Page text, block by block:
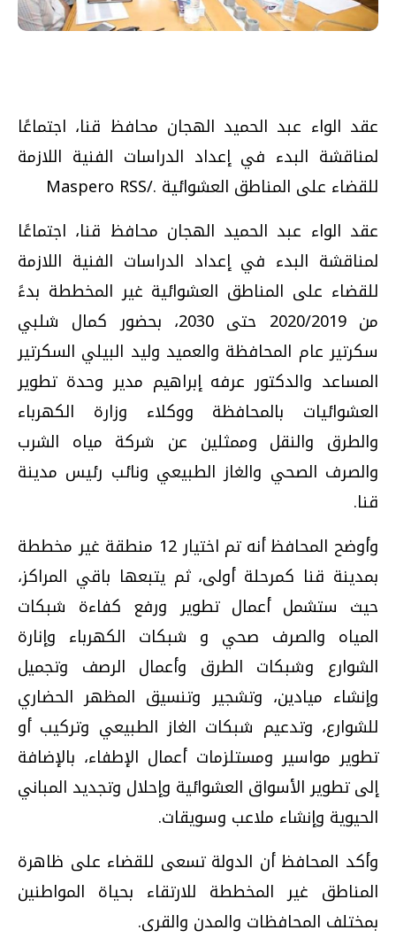
عقد الواء عبد الحميد الهجان محافظ قنا، اجتماعًا
لمناقشة البدء في إعداد الدراسات الفنية اللازمة
للقضاء على المناطق العشوائية ./Maspero RSS
عقد الواء عبد الحميد الهجان محافظ قنا، اجتماعًا
لمناقشة البدء في إعداد الدراسات الفنية اللازمة
للقضاء على المناطق العشوائية غير المخططة بدءً
من2019
/
2020 حتى 2030، بحضور كمال شلبي
سكرتير عام المحافظة والعميد وليد البيلي السكرتير
المساعد والدكتور عرفه إبراهيم مدير وحدة تطوير
العشوائيات بالمحافظة ووكلاء وزارة الكهرباء
والطرق والنقل وممثلين عن شركة مياه الشرب
والصرف الصحي والغاز الطبيعي ونائب رئيس مدينة
قنا.
وأوضح المحافظ أنه تم اختيار12 منطقة غير مخططة
بمدينة قنا كمرحلة أولى، ثم يتبعها باقي المراكز،
حيث ستشمل أعمال تطوير ورفع كفاءة شبكات
المياه والصرف صحي و شبكات الكهرباء وإنارة
الشوارع وشبكات الطرق وأعمال الرصف وتجميل
وإنشاء ميادين، وتشجير وتنسيق المظهر الحضاري
للشوارع، وتدعيم شبكات الغاز الطبيعي وتركيب أو
تطوير مواسير ومستلزمات أعمال الإطفاء، بالإضافة
إلى تطوير الأسواق العشوائية وإحلال وتجديد المباني
الحيوية وإنشاء ملاعب وسويقات.
وأكد المحافظ أن الدولة تسعى للقضاء على ظاهرة
المناطق غير المخططة للارتقاء بحياة المواطنين
بمختلف المحافظات والمدن والقرى.